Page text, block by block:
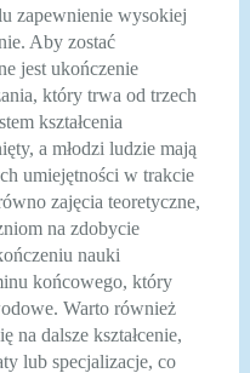
zapewnienie wysokiej
Aby zostać
jest ukończenie
który trwa od trzech
kształcenia
a młodzi ludzie mają
umiejętności w trakcie
zajęcia teoretyczne,
na zdobycie
nauki
końcowego, który
Warto również
na dalsze kształcenie,
lub specjalizacje, co